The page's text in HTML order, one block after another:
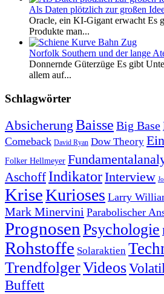
Als Daten plötzlich zur großen
Oracle, ein KI-Gigant erwacht Es
Produkte man...
Norfolk Southern und der lange
Donnernde Güterzüge Es gibt
allem auf...
Schlagwörter
Absicherung Baisse Big Base
Comeback David Ryan Dow Theory
Folker Hellmeyer
Aschoff IndikatorInterview
KriseKurioses Larry
Mark Minervini Parabolischer
Prognosen Psychologie
Rohstoffe Solaraktien
TrendfolgerVideos
Buffett